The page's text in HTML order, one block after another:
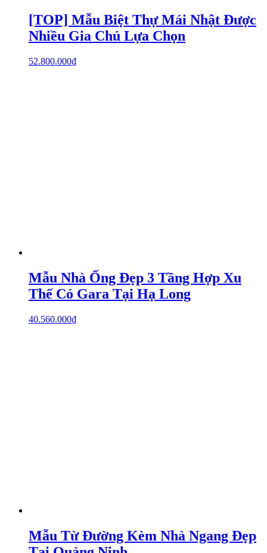
[TOP] Mẫu Biệt Thự Mái Nhật Được
Nhiều Gia Chủ Lựa Chọn
52.800.000₫
Mẫu Nhà Ống Đẹp 3 Tầng Hợp Xu
Thế Có Gara Tại Hạ Long
40.560.000₫
Mẫu Từ Đường Kèm Nhà Ngang Đẹp